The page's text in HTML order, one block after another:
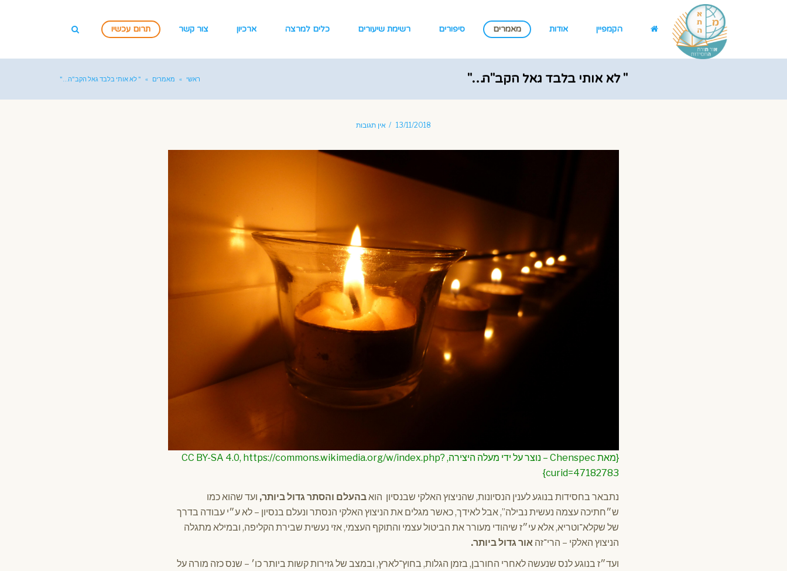
הקמפיין אודות מאמרים סיפורים רשימת שיעורים כלים למרצה ארכיון צור קשר תרום עכשיו
" לא אותי בלבד גאל הקב"ה…" ראשי » מאמרים » " לא אותי בלבד גאל הקב"ה…"
13/11/2018 אין תגובות
{מאת Chenspec – נוצר על ידי מעלה היצירה, CC BY-SA 4.0, https://commons.wikimedia.org/w/index.php?
curid=47182783}
נתבאר בחסידות בנוגע לענין הנסיונות, שהניצוץ האלקי שבנסיון הואבהעלם והסתר גדול ביותר, ועד שהוא כמו
ש״חתיכה עצמה נעשית נבילה”, אבל לאידך, כאשר מגלים את הניצוץ האלקי הנסתר ונעלם בנסיון – לא ע״י עבודה בדרך
של שקלא־וטריא, אלא עי״ז שיהודי מעורר את הביטול עצמי והתוקף העצמי, אזי נעשית שבירת הקליפה, ובמילא מתגלה
הניצוץ האלקי – הרי־זה אור גדול ביותר.
ועד״ז בנוגע לנס שנעשה לאחרי החורבן, בזמן הגלות, בחוץ־לארץ, ובמצב של גזירות קשות ביותר כו׳ – שנס כזה מורה על